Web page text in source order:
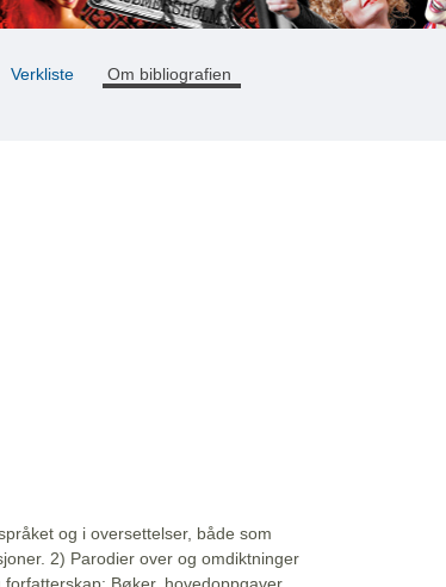
Verkliste Om bibliografien
og i oversettelser, både som
2) Parodier over og omdiktninger
Bøker, hovedoppgaver,